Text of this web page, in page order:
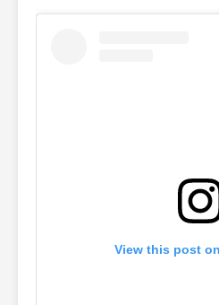
View this post